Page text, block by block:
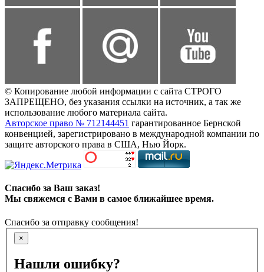
© Копирование любой информации с сайта СТРОГО
ЗАПРЕЩЕНО, без указания ссылки на источник, а так же
использование любого материала сайта.
Авторское право № 712144451 гарантированное Бернской
конвенцией, зарегистрировано в международной компании по
защите авторского права в США, Нью Йорк.
Спасибо за Ваш заказ!
Мы свяжемся с Вами в самое ближайшее время.
Спасибо за отправку сообщения!
×
Нашли ошибку?